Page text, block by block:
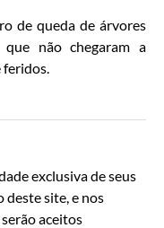
de queda de árvores
não chegaram a
feridos.
exclusiva de seus
deste site, e nos
aceitos